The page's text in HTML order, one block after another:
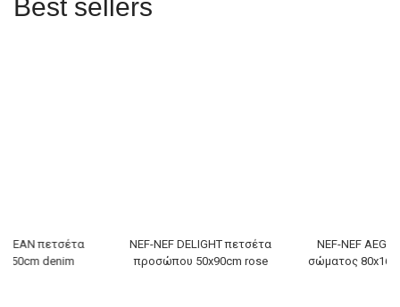
Best sellers
πετσέτα
denim
NEF-NEF DELIGHT πετσέτα
προσώπου 50x90cm rose
NEF-NEF
σώματος